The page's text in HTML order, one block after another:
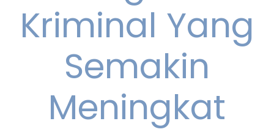
Kriminal Yang
Semakin
Meningkat